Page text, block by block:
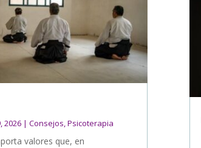
2026 | Consejos,Psicoterapia
valores que, en